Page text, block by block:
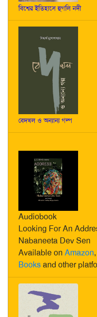
বিশ্বের ইতিহাসে হুগলি নদী
বেদখল ও অন্যান্য গল্প
Audiobook
Looking For An
Nabaneeta Dev Sen
Available on Amazon,
Booksand other